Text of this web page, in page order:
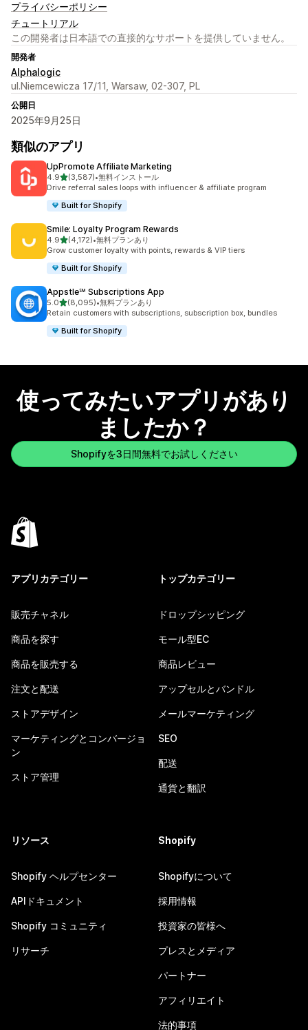
プライバシーポリシー
チュートリアル
この開発者は日本語での直接的なサポートを提供していません。
開発者
Alphalogic
ul.Niemcewicza 17/11, Warsaw, 02-307, PL
公開日
2025年9月25日
類似のアプリ
UpPromote Affiliate Marketing
4.95つ星中
(3,587)
合計レビュー数：3587件
•無料インストール
Drive referral sales loops with influencer & affiliate program
Built for Shopify
Smile: Loyalty Program Rewards
4.95つ星中
(4,172)
合計レビュー数：4172件
•無料プランあり
Grow customer loyalty with points, rewards & VIP tiers
Built for Shopify
Appstle℠ Subscriptions App
5.05つ星中
(8,095)
合計レビュー数：8095件
•無料プランあり
Retain customers with subscriptions, subscription box, bundles
Built for Shopify
使ってみたいアプリがあり
ましたか？
Shopifyを3日間無料でお試しください
アプリカテゴリー
販売チャネル
商品を探す
商品を販売する
注文と配送
ストアデザイン
マーケティングとコンバージョ
ン
ストア管理
トップカテゴリー
ドロップシッピング
モール型EC
商品レビュー
アップセルとバンドル
メールマーケティング
SEO
配送
通貨と翻訳
リソース
Shopify ヘルプセンター
APIドキュメント
Shopify コミュニティ
リサーチ
Shopify
Shopifyについて
採用情報
投資家の皆様へ
プレスとメディア
パートナー
アフィリエイト
法的事項